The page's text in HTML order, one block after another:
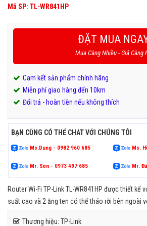
1,100,000₫.
là:
969,000₫.
Mã SP: TL-WR841HP
ĐẶT MUA
Mua Càng Nhiều - Giá Càng
Cam kết sản phẩm chính hãng
Miễn phí giao hàng đến 10km
Đổi trả - hoàn tiền nếu không thích
BẠN CŨNG CÓ THỂ CHAT VỚI CHÚNG TÔI
Ms.Dung - 0982 960 685 Ms.
Mr. Sơn - 0973 497 685 Mr.
Router Wi-Fi TP-Link TL-WR841HP được thiết kế
suất cao và 2 ăng ten có thể tháo rời bên ngoài
Thương hiệu: TP-Link